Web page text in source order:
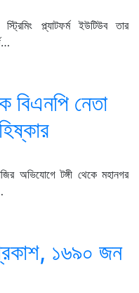
প্ল্যাটফর্ম ইউটিউব তার
বিএনপি নেতা
অভিযোগে টঙ্গী থেকে মহানগর
১৬৯০ জন